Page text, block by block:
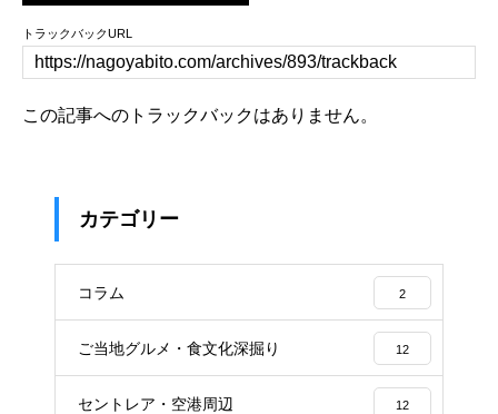
トラックバックURL
この記事へのトラックバックはありません。
カテゴリー
コラム 2
ご当地グルメ・食文化深掘り 12
セントレア・空港周辺 12